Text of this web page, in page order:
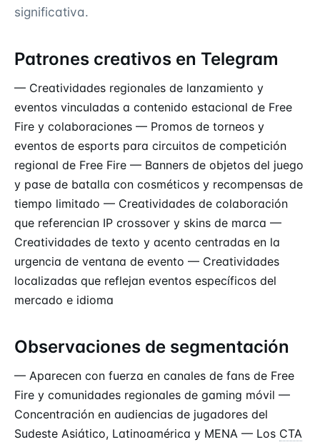
significativa.
Patrones creativos en Telegram
— Creatividades regionales de lanzamiento y
eventos vinculadas a contenido estacional de Free
Fire y colaboraciones — Promos de torneos y
eventos de esports para circuitos de competición
regional de Free Fire — Banners de objetos del juego
y pase de batalla con cosméticos y recompensas de
tiempo limitado — Creatividades de colaboración
que referencian IP crossover y skins de marca —
Creatividades de texto y acento centradas en la
urgencia de ventana de evento — Creatividades
localizadas que reflejan eventos específicos del
mercado e idioma
Observaciones de segmentación
— Aparecen con fuerza en canales de fans de Free
Fire y comunidades regionales de gaming móvil —
Concentración en audiencias de jugadores del
Sudeste Asiático, Latinoamérica y MENA — Los CTA